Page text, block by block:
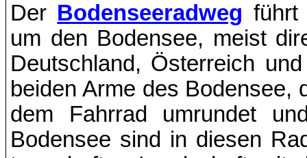
Der Bodenseeradweg führt
um den Bodensee, meist
Deutschland, Österreich
beiden Arme des Bodensee,
dem Fahrrad umrundet
Bodensee sind in diesen